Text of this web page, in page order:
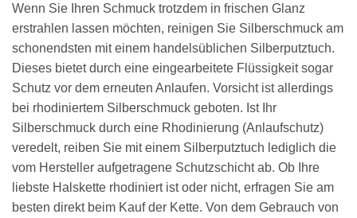
Wenn Sie Ihren Schmuck trotzdem in frischen Glanz
erstrahlen lassen möchten, reinigen Sie Silberschmuck am
schonendsten mit einem handelsüblichen Silberputztuch.
Dieses bietet durch eine eingearbeitete Flüssigkeit sogar
Schutz vor dem erneuten Anlaufen. Vorsicht ist allerdings
bei rhodiniertem Silberschmuck geboten. Ist Ihr
Silberschmuck durch eine Rhodinierung (Anlaufschutz)
veredelt, reiben Sie mit einem Silberputztuch lediglich die
vom Hersteller aufgetragene Schutzschicht ab. Ob Ihre
liebste Halskette rhodiniert ist oder nicht, erfragen Sie am
besten direkt beim Kauf der Kette. Von dem Gebrauch von